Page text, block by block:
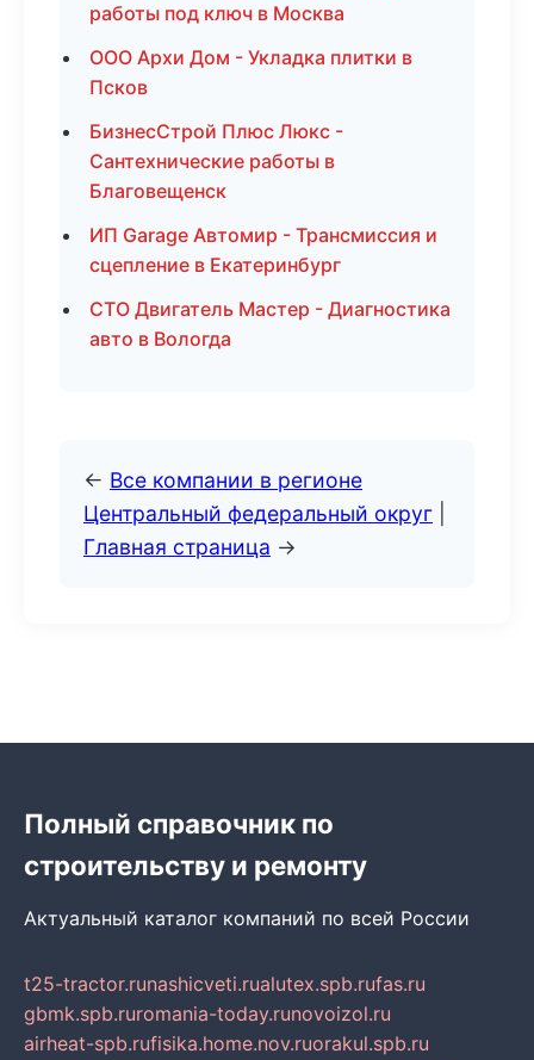
работы под ключ в Москва
ООО Архи Дом - Укладка плитки в
Псков
БизнесСтрой Плюс Люкс -
Сантехнические работы в
Благовещенск
ИП Garage Автомир - Трансмиссия и
сцепление в Екатеринбург
СТО Двигатель Мастер - Диагностика
авто в Вологда
← Все компании в регионе
Центральный федеральный округ
Главная страница →
Полный справочник по
строительству и ремонту
Актуальный каталог компаний по всей России
t25-tractor.runashicveti.rualutex.spb.rufas.ru
gbmk.spb.ruromania-today.runovoizol.ru
airheat-spb.rufisika.home.nov.ruorakul.spb.ru